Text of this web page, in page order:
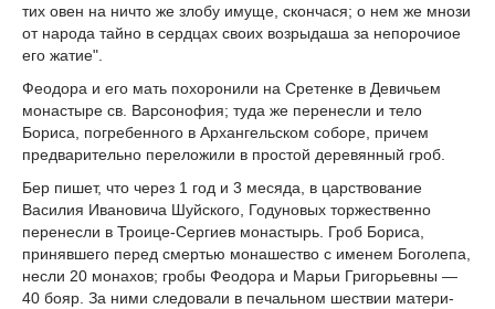
тих овен на ничто жe злобу имуще, скончася; о нем же мнози
от народа тайно в сердцах своих возрыдаша за непорочиое
его жатие".
Феодора и его мать похоронили на Сретенке в Девичьем
монастыре св. Варсонофия; туда же перенесли и тело
Бориса, погребенного в Архангельском соборе, причем
предварительно переложили в простой деревянный гроб.
Бер пишет, что через 1 год и 3 месяда, в царствование
Василия Ивановича Шуйского, Годуновых торжественно
перенесли в Троице-Сергиев монастырь. Гроб Бориса,
принявшего перед смертью монашество с именем Боголепа,
несли 20 монахов; гробы Феодора и Марьи Григорьевны —
40 бояр. За ними следовали в печальном шествии матери-